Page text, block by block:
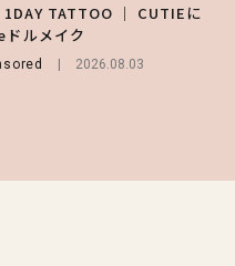
TATTOO ｜ CUTIEに
ドルメイク
2026.08.03
デートの勝負服は？夏の思い
ものを深掘り
2026.08.08
「大人の肌見せ」トップス3
2026.07.19